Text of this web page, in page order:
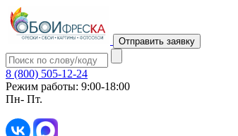
Отправить заявку
8 (800) 505-12-24
Режим работы: 9:00-18:00
Пн- Пт.